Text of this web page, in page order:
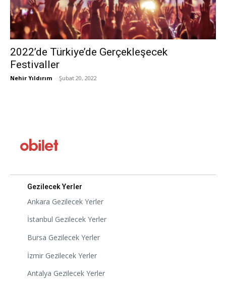
2022’de Türkiye’de Gerçekleşecek
Festivaller
Nehir Yıldırım - Şubat 20, 2022
Gezilecek Yerler
Ankara Gezilecek Yerler
İstanbul Gezilecek Yerler
Bursa Gezilecek Yerler
İzmir Gezilecek Yerler
Antalya Gezilecek Yerler